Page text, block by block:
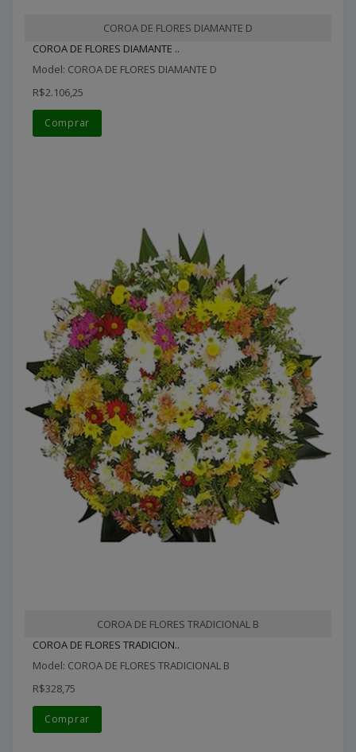
COROA DE FLORES DIAMANTE D
COROA DE FLORES DIAMANTE ..
Model: COROA DE FLORES DIAMANTE D
R$2.106,25
Comprar
COROA DE FLORES TRADICIONAL B
COROA DE FLORES TRADICION..
Model: COROA DE FLORES TRADICIONAL B
R$328,75
Comprar